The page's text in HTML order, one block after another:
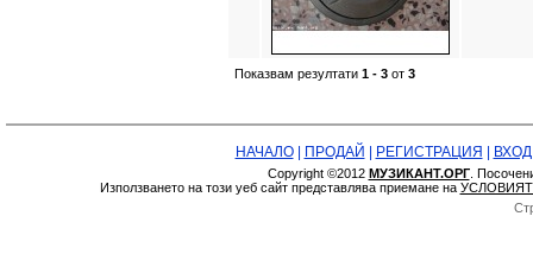
Показвам резултати 1 - 3 от 3
НАЧАЛО| ПРОДАЙ РЕГИСТРАЦИЯ ВХОД
Copyright ©2012 МУЗИКАНТ.ОРГ.
Използването на този уеб сайт представлява приемане на